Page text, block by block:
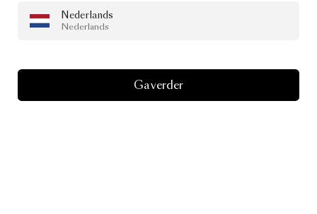
Nederlands
Nederlands
Ga verder